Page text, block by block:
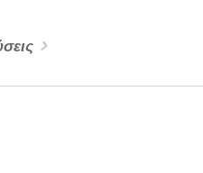
επίπεδο
αυτό το πλαίσιο,
όπου η